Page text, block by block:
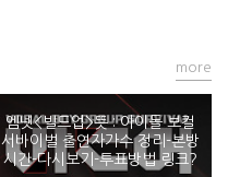
엠넷<빌드업>뜻 : 아이돌 보컬
서바이벌 출연자가수 정리-본방
시간-다시보기-투표방법 링크?
more